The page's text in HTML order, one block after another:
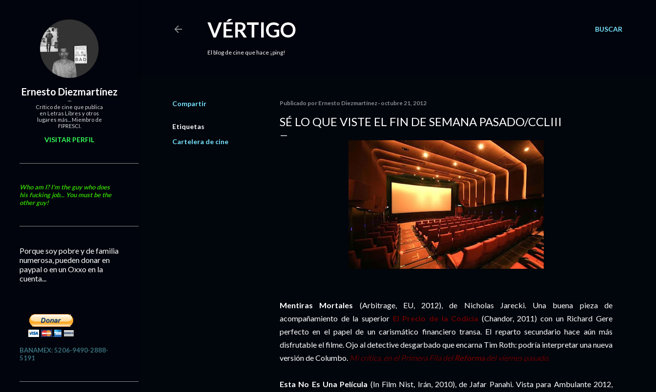
BUSCAR
VÉRTIGO
El blog de cine que hace ¡ping!
Compartir
Etiquetas
Cartelera de cine
Publicado por Ernesto Diezmartínez octubre 21, 2012
SÉ LO QUE VISTE EL FIN DE SEMANA PASADO/CCLIII
Mentiras Mortales (Arbitrage, EU, 2012), de Nicholas Jarecki. Una buena pieza de
acompañamiento de la superior El Precio de la Codicia (Chandor, 2011) con un Richard Gere
perfecto en el papel de un carismático financiero transa. El reparto secundario hace aún más
disfrutable el filme. Ojo al detective desgarbado que encarna Tim Roth: podría interpretar una nueva
versión de Columbo. Mi crítica, en el Primera Fila delReformadel viernes pasado.
Esta No Es Una Película (In Film Nist, Irán, 2010), de Jafar Panahi. Vista para Ambulante 2012,
Ernesto Diezmartínez
Crítico de cine que publica
en Letras Libres y otros
lugares más... Miembro de
FIPRESCI.
VISITAR PERFIL
Who am I? I'm the guy who does
his fucking job... You must be the
other guy!
Porque soy pobre y de familia
numerosa, pueden donar en
paypal o en un Oxxo en la
cuenta...
BANAMEX: 5206-9490-2888-
5191